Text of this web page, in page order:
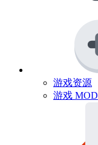
游戏资源
游戏 MOD